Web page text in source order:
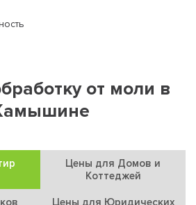
от моли в
Цены для Домов и
Коттеджей
Цены для Юридических